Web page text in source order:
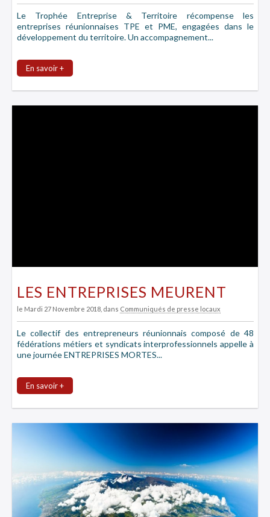
Le Trophée Entreprise & Territoire récompense les
entreprises réunionnaises TPE et PME, engagées dans le
développement du territoire. Un accompagnement...
En savoir +
LES ENTREPRISES MEURENT
le Mardi 27 Novembre 2018 , dans Communiqués de presse locaux
Le collectif des entrepreneurs réunionnais composé de 48
fédérations métiers et syndicats interprofessionnels appelle à
une journée ENTREPRISES MORTES...
En savoir +